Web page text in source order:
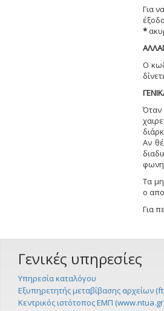
Για
*
Ο
Όταν
Αν
Τα
ο
Για
Γενικές υπηρεσίες
Υπηρεσία καταλόγου
Εξυπηρετητής μεταβίβασης αρχείων
Κεντρικός ιστότοπος ΕΜΠ